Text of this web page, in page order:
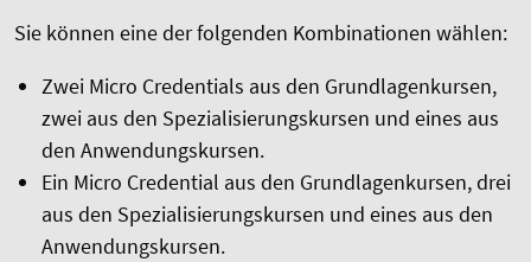
Sie können eine der folgenden Kombinationen wählen:
Zwei Micro Credentials aus den Grundlagenkursen,
zwei aus den Spezialisierungskursen und eines aus
den Anwendungskursen.
Ein Micro Credential aus den Grundlagenkursen, drei
aus den Spezialisierungskursen und eines aus den
Anwendungskursen.